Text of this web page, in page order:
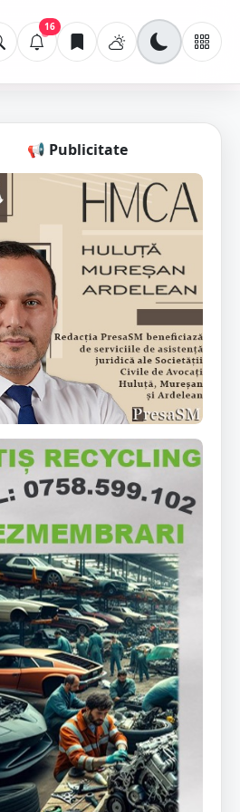
16
📢 Publicitate